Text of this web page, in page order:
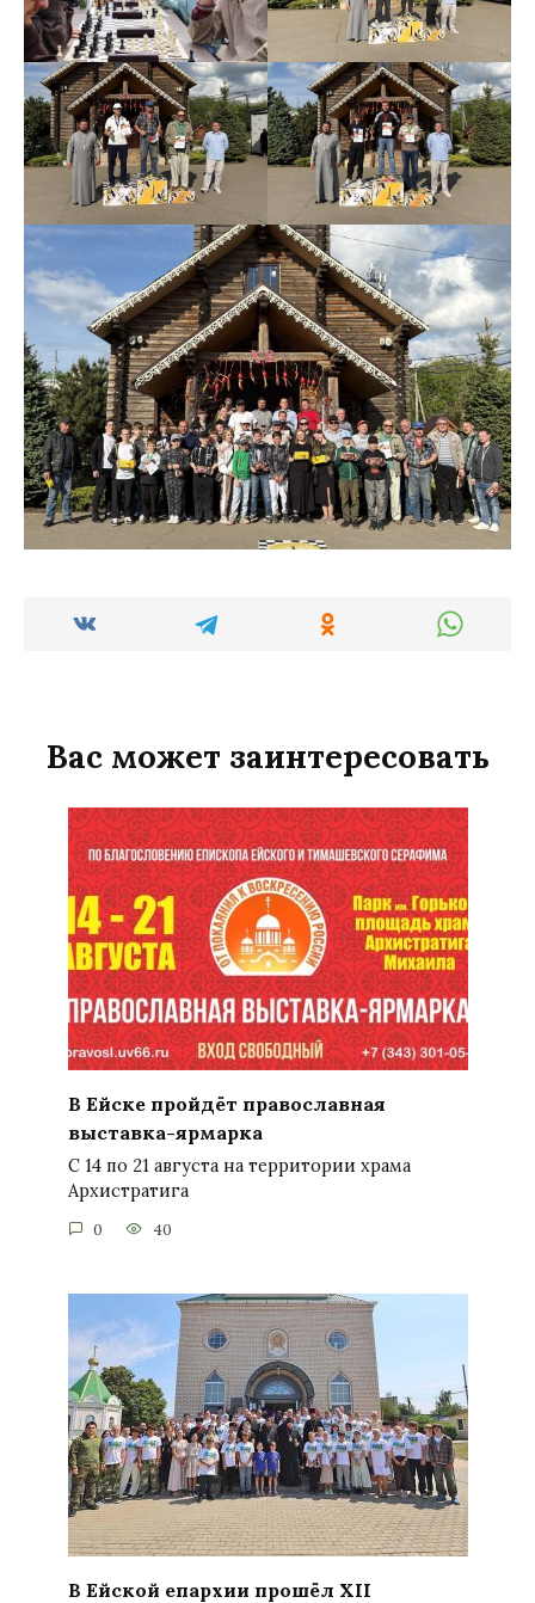
Вас может заинтересовать
В Ейске пройдёт православная
выставка-ярмарка
С 14 по 21 августа на территории храма
Архистратига
0 40
В Ейской епархии прошёл XII